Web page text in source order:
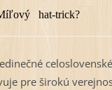
hat-trick?
pre širokú